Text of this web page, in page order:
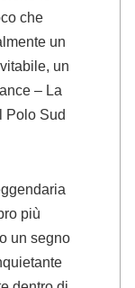
che
un
un
– La
Polo Sud
più
un segno